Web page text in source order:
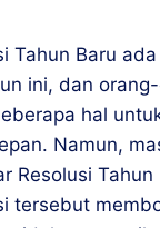
Tahun Baru
ini, dan
hal
Namun,
Resolusi Tahun
tersebut